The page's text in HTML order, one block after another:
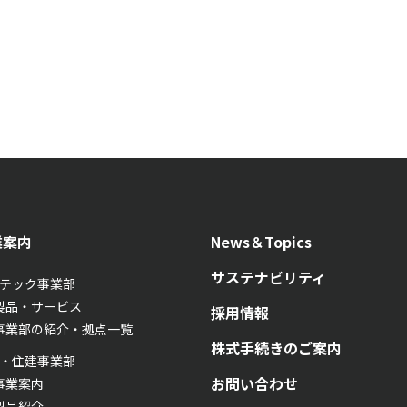
内
ック事業部
品・サービス
業部の紹介・拠点一覧
住建事業部
業案内
News＆Topics
サステナビリティ
採用情報
株式手続きのご案内
お問い合わせ